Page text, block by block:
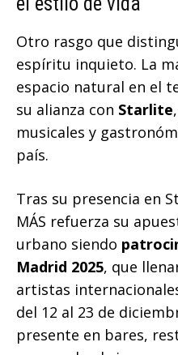
Otro rasgo que
espíritu inquieto. La
espacio natural en el
su alianza con Starlite
musicales y
país.
Tras su presencia en
MÁS refuerza su
urbano siendo
Madrid 2025, que
artistas
del 12 al 23 de
presente en bares,